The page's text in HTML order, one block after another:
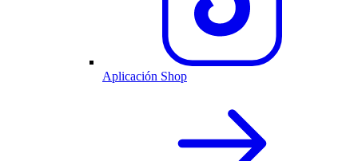
Aplicación Shop